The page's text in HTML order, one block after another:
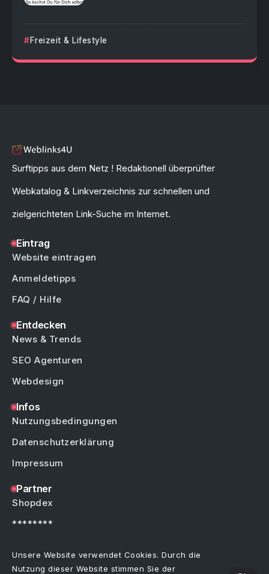
Freizeit & Lifestyle
Surftipps aus dem Netz ! Redaktionell überprüfter
Webkatalog & Linkverzeichnis zur schnellen und
zielgerichteten Link-Suche im Internet.
Eintrag
Website eintragen
Anmeldetipps
FAQ / Hilfe
Entdecken
News & Trends
SEO Agenturen
Webdesign
Infos
Nutzungsbedingungen
Datenschutzerklärung
Impressum
Partner
Shopdex
********
Unsere Website verwendet Cookies. Durch die
Nutzung dieser Website stimmen Sie der